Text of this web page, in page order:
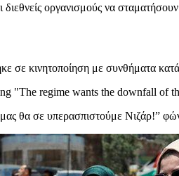
οργανισμούς να
σε κινητοποίηση με συνθήματα
θα σε υπερασπιστούμε Νιζάρ!”